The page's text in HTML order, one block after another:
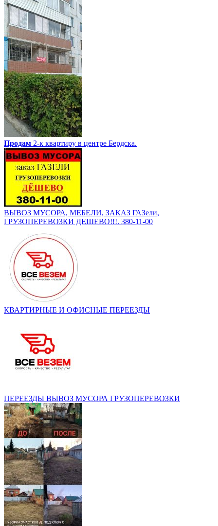
Продам 2-к квартиру в центре Бердска.
ВЫВОЗ МУСОРА, МЕБЕЛИ, ЗАКАЗ ГАЗели,
ГРУЗОПЕРЕВОЗКИ ДЕШЕВО!!!. 380-11-00
КВАРТИРНЫЕ И ОФИСНЫЕ ПЕРЕЕЗДЫ
ПЕРЕЕЗДЫ ВЫВОЗ МУСОРА ГРУЗОПЕРЕВОЗКИ